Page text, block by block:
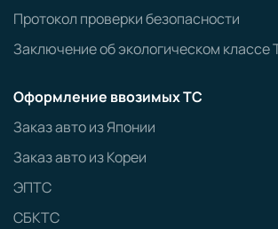
Протокол проверки безопасности
Заключение об экологическом классе
Оформление ввозимых ТС
Заказ авто из Японии
Заказ авто из Кореи
ЭПТС
СБКТС